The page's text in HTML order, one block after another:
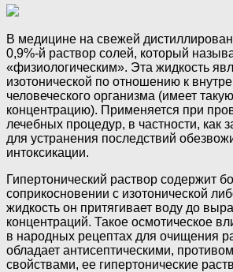
В медицине на свежей
0,9%-й раствор солей, который
«физиологическим». Эта жидкость
изотонической по отношению к
человеческого организма (имеет
концентрацию). Применяется при
лечебных процедур, в частности, как
для устранения последствий
интоксикации.
Гипертонический раствор содержит
соприкосновении с изотонической
жидкость он притягивает воду до
концентраций. Такое осмотическое
в народных рецептах для очищения
обладает антисептическими,
свойствами, ее гипертонические